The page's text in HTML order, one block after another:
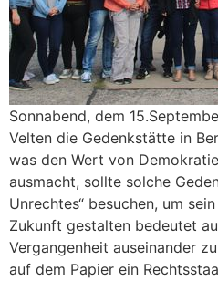
Sonnabend, dem
Velten die Gedenkstätte in
was den Wert von
ausmacht, sollte solche
Unrechtes“ besuchen, um
Zukunft gestalten bedeutet
Vergangenheit auseinander
auf dem Papier ein